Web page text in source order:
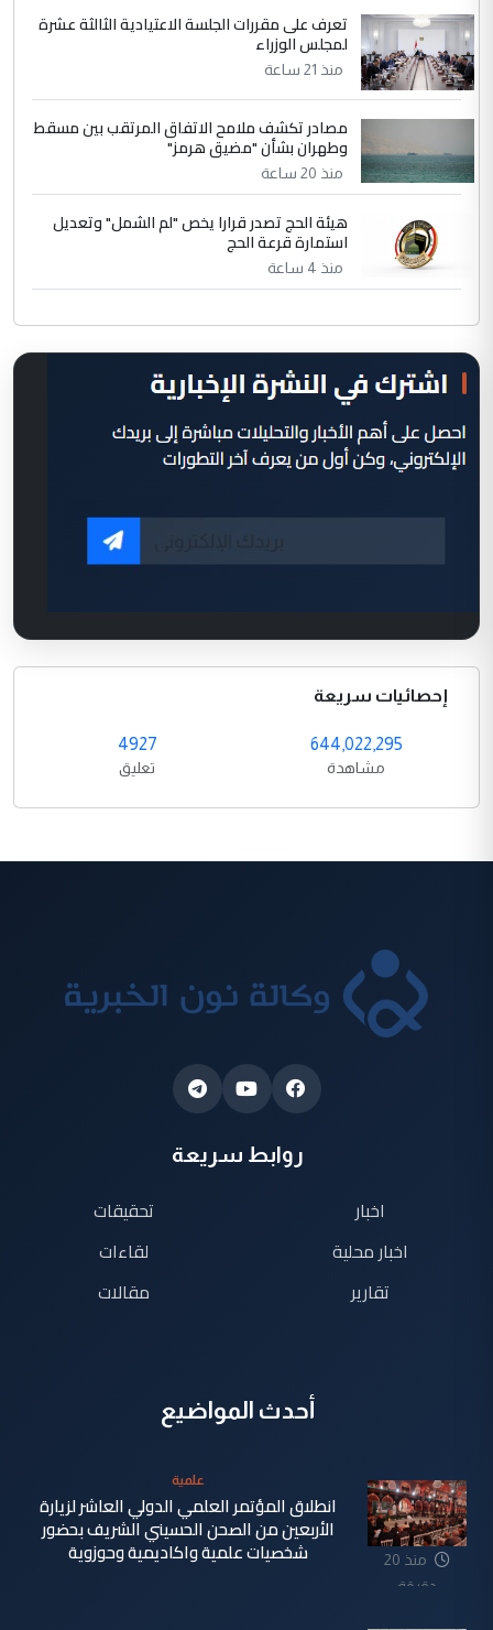
تعرف على مقررات الجلسة الاعتيادية الثالثة عشرة
لمجلس الوزراء
منذ 21 ساعة
مصادر تكشف ملامح الاتفاق المرتقب بين مسقط
وطهران بشأن "مضيق هرمز"
منذ 20 ساعة
هيئة الحج تصدر قرارا يخص "لم الشمل" وتعديل
استمارة قرعة الحج
منذ 4 ساعة
إحصائيات سريعة
644,022,295
مشاهدة
4927
تعليق
روابط سريعة
اخبار
اخبار محلية
تقارير
تحقيقات
لقاءات
مقالات
أحدث المواضيع
منذ 20
دقيقة
علمية
انطلاق المؤتمر العلمي الدولي العاشر لزيارة
الأربعين من الصحن الحسيني الشريف بحضور
شخصيات علمية واكاديمية وحوزوية